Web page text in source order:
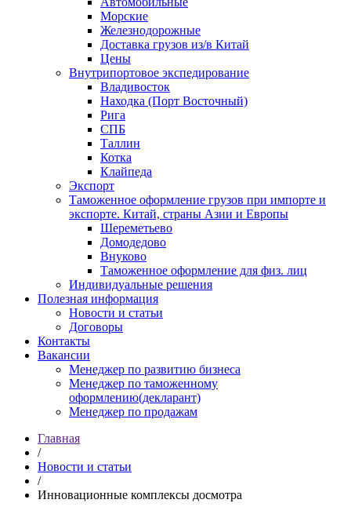
Морские
Железнодорожные
Доставка грузов из/в Китай
Цены
Внутрипортовое экспедирование
Владивосток
Находка (Порт Восточный)
Рига
СПБ
Таллин
Котка
Клайпеда
Экспорт
Таможенное оформление грузов при импорте и
экспорте. Китай, страны Азии и Европы
Шереметьево
Домодедово
Внуково
Таможенное оформление для физ. лиц
Индивидуальные решения
Полезная информация
Новости и статьи
Договоры
Контакты
Вакансии
Менеджер по развитию бизнеса
Менеджер по таможенному
оформлению(декларант)
Менеджер по продажам
Главная
/
Новости и статьи
/
Инновационные комплексы досмотра